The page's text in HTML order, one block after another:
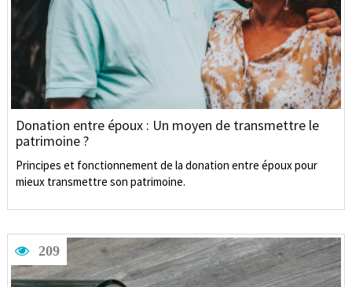
Donation entre époux : Un moyen de transmettre le
patrimoine ?
Principes et fonctionnement de la donation entre époux pour
mieux transmettre son patrimoine.
209